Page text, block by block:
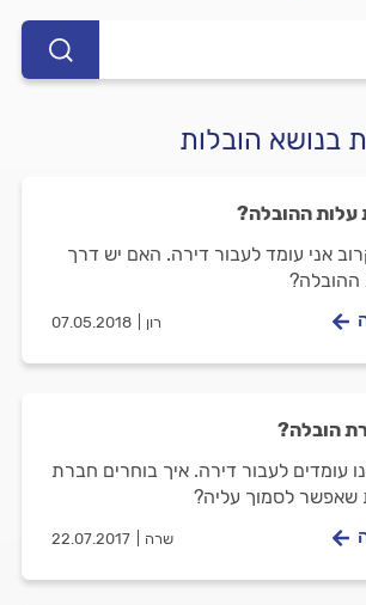
בנושא הובלות
עלות ההובלה?
אני עומד לעבור דירה. האם יש דרך
ההובלה?
רון 07.05.2018
הובלה?
עומדים לעבור דירה. איך בוחרים חברת
שאפשר לסמוך עליה?
שרה 22.07.2017